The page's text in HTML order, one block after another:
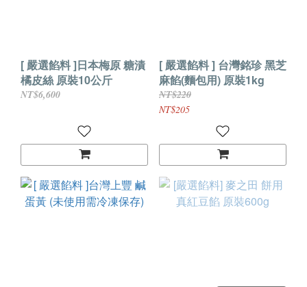
[ 嚴選餡料 ]日本梅原 糖漬
橘皮絲 原裝10公斤
NT$6,600
[ 嚴選餡料 ] 台灣銘珍 黑芝
麻餡(麵包用) 原裝1kg
NT$220
NT$205